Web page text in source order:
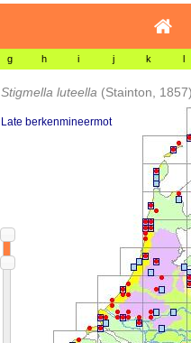
g h i j k l
Stigmella luteella (Stainton,
Late berkenmineermot